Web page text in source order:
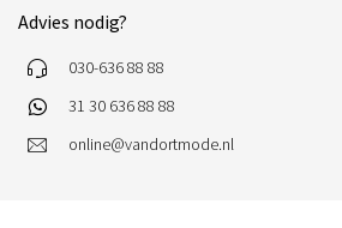
Advies nodig?
030-636 88 88
31 30 636 88 88
online@vandortmode.nl